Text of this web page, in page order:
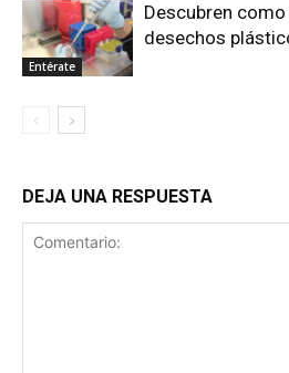
Entérate
Descubren
desechos
DEJA UNA RESPUESTA